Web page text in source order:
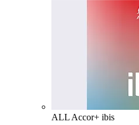
ALL Accor+ ibis